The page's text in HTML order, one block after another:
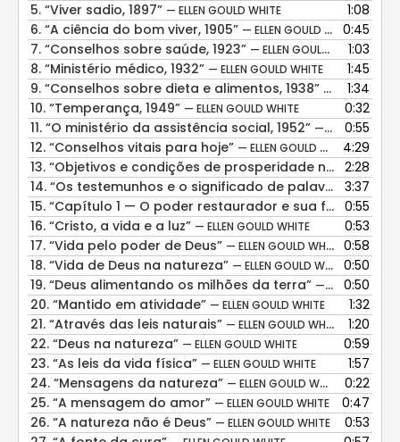
5. “Viver sadio, 1897” — ELLEN GOULD WHITE
1:08
6. “A ciência do bom viver, 1905” — ELLEN GOULD WHITE
0:45
7. “Conselhos sobre saúde, 1923” — ELLEN GOULD WHITE
1:03
8. “Ministério médico, 1932” — ELLEN GOULD WHITE
1:45
9. “Conselhos sobre dieta e alimentos, 1938” — ELLEN
1:34
10. “Temperança, 1949” — ELLEN GOULD WHITE
0:32
11. “O ministério da assistência social, 1952” — ELLEN GOULD WHITE
0:55
12. “Conselhos vitais para hoje” — ELLEN GOULD WHITE
4:29
13. “Objetivos e condições de prosperidade não mudados”
2:28
14. “Os testemunhos e o significado de palavras” — ELLEN
3:37
15. “Capítulo 1 — O poder restaurador e sua fonte” —
0:55
16. “Cristo, a vida e a luz” — ELLEN GOULD WHITE
0:53
17. “Vida pelo poder de Deus” — ELLEN GOULD WHITE
0:58
18. “Vida de Deus na natureza” — ELLEN GOULD WHITE
0:50
19. “Deus alimentando os milhões da terra” — ELLEN GOULD WHITE
0:50
20. “Mantido em atividade” — ELLEN GOULD WHITE
1:32
21. “Através das leis naturais” — ELLEN GOULD WHITE
1:20
22. “Deus na natureza” — ELLEN GOULD WHITE
0:59
23. “As leis da vida física” — ELLEN GOULD WHITE
1:57
24. “Mensagens da natureza” — ELLEN GOULD WHITE
0:22
25. “A mensagem do amor” — ELLEN GOULD WHITE
0:47
26. “A natureza não é Deus” — ELLEN GOULD WHITE
0:53